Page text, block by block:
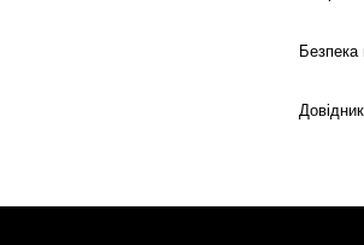
Довідник